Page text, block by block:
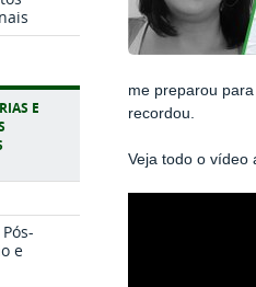
E
e
me preparou
recordou.
Veja todo o vídeo